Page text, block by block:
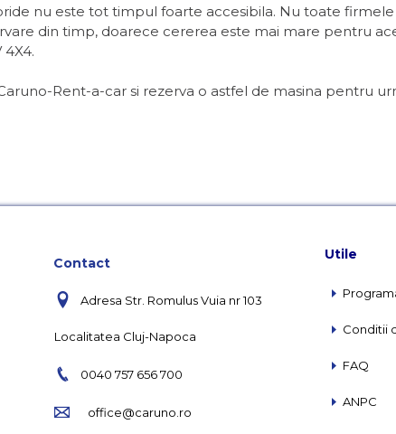
nu este tot timpul foarte accesibila. Nu toate
din timp, doarece cererea este mai mare pentru
4X4.
Rent-a-car si rezerva o astfel de masina pentru
Contact
Adresa Str. Romulus Vuia nr 103
Localitatea Cluj-Napoca
0040 757 656 700
office@caruno.ro
Utile
Conditii
FAQ
ANPC